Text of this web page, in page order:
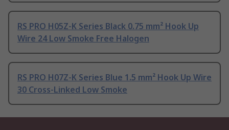
RS PRO H05Z-K Series Black 0.75 mm² Hook Up
Wire 24 Low Smoke Free Halogen
RS PRO H07Z-K Series Blue 1.5 mm² Hook Up Wire
30 Cross-Linked Low Smoke